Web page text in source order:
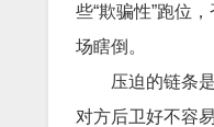
些“欺骗性”跑位
场瞎倒。
压迫的链条
对方后卫好不容